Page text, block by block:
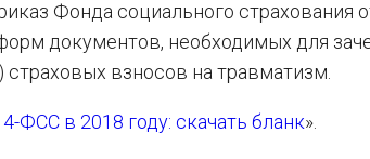
Фонда социального страхования
документов, необходимых для
взносов на травматизм.
ФСС в 2018 году: скачать бланк».